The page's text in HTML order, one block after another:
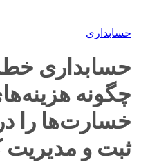
حسابداری
حسابداری
چگونه
خسارت‌ها را
ثبت و مدیریت